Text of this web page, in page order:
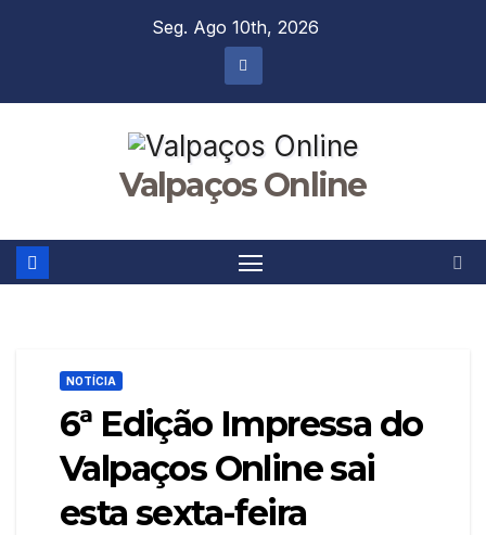
Seg. Ago 10th, 2026
Valpaços Online
NOTÍCIA
6ª Edição Impressa do
Valpaços Online sai
esta sexta-feira